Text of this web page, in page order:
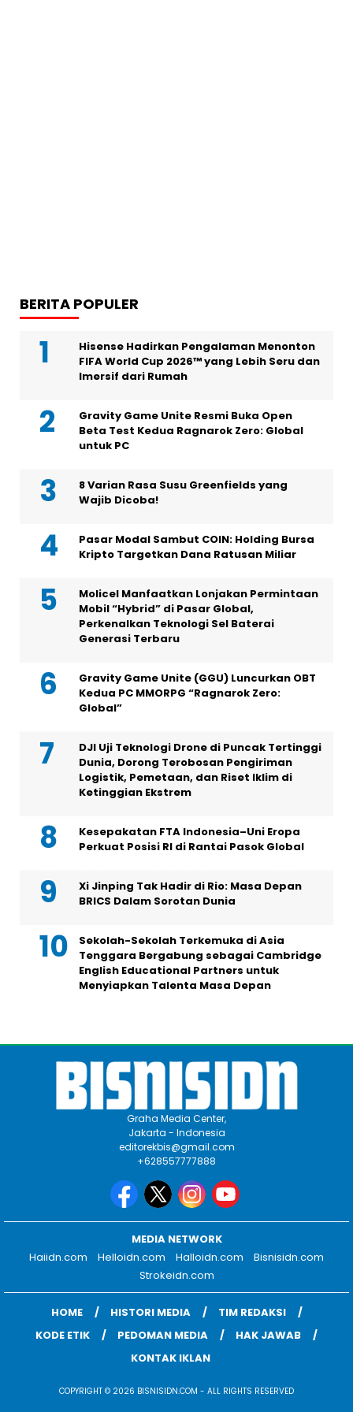
BERITA POPULER
Hisense Hadirkan Pengalaman Menonton
FIFA World Cup 2026™ yang Lebih Seru dan
Imersif dari Rumah
Gravity Game Unite Resmi Buka Open
Beta Test Kedua Ragnarok Zero: Global
untuk PC
8 Varian Rasa Susu Greenfields yang
Wajib Dicoba!
Pasar Modal Sambut COIN: Holding Bursa
Kripto Targetkan Dana Ratusan Miliar
Molicel Manfaatkan Lonjakan Permintaan
Mobil “Hybrid” di Pasar Global,
Perkenalkan Teknologi Sel Baterai
Generasi Terbaru
Gravity Game Unite (GGU) Luncurkan OBT
Kedua PC MMORPG “Ragnarok Zero:
Global”
DJI Uji Teknologi Drone di Puncak Tertinggi
Dunia, Dorong Terobosan Pengiriman
Logistik, Pemetaan, dan Riset Iklim di
Ketinggian Ekstrem
Kesepakatan FTA Indonesia–Uni Eropa
Perkuat Posisi RI di Rantai Pasok Global
Xi Jinping Tak Hadir di Rio: Masa Depan
BRICS Dalam Sorotan Dunia
Sekolah-Sekolah Terkemuka di Asia
Tenggara Bergabung sebagai Cambridge
English Educational Partners untuk
Menyiapkan Talenta Masa Depan
Graha Media Center,
Jakarta - Indonesia
editorekbis@gmail.com
+628557777888
MEDIA NETWORK
Haiidn.com
Helloidn.com Halloidn.com
Bisnisidn.com
Strokeidn.com
HOME HISTORI MEDIA
TIM REDAKSI
KODE ETIK
PEDOMAN MEDIA
HAK JAWAB
KONTAK IKLAN
COPYRIGHT © 2026 BISNISIDN.COM - ALL RIGHTS RESERVED